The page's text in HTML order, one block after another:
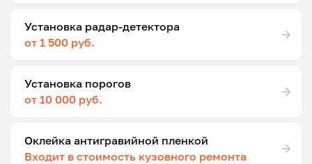
Установка радар-детектора
от 1 500 руб.
Установка порогов
от 10 000 руб.
Оклейка антигравийной пленкой
Входит в стоимость кузовного ремонта